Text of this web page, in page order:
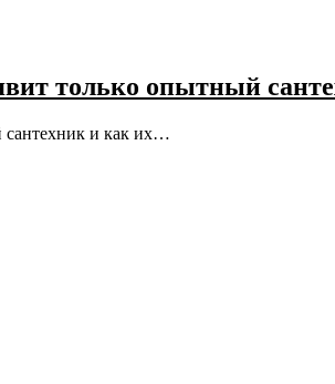
только опытный
сантехник и как их…